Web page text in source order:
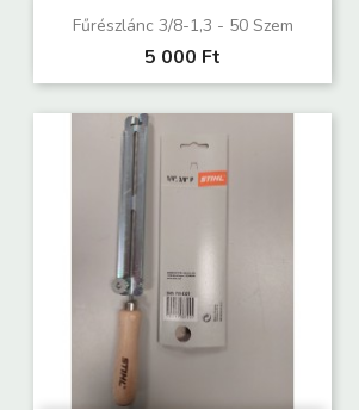
Fűrészlánc 3/8-1,3 - 50 Szem
5 000 Ft